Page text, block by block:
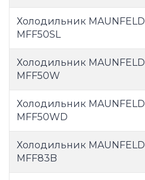
Холодильник MAUNFELD
MFF50SL
Холодильник MAUNFELD
MFF50W
Холодильник MAUNFELD
MFF50WD
Холодильник MAUNFELD
MFF83B